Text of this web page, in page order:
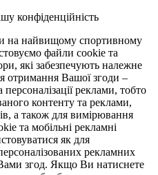
конфіденційність
на найвищому спортивному
файли cookie та
які забезпечують належне
отримання Вашої згоди –
реклами, тобто
контенту та реклами,
а також для вимірювання
та мобільні рекламні
як для
рекламних
згод. Якщо Ви натиснете